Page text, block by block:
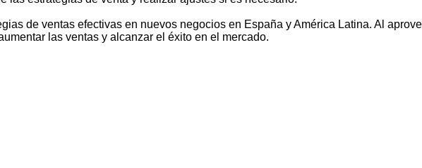
de ventas efectivas en nuevos negocios en España y América Latina. Al
las ventas y alcanzar el éxito en el mercado.